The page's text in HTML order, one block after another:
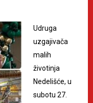
Udruga
uzgajivača
malih
životinja
Nedelišće, u
subotu 27.